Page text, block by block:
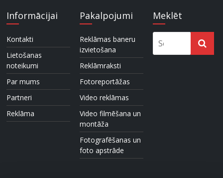
Informācijai
Kontakti
Lietošanas
noteikumi
Par mums
Partneri
Reklāma
Pakalpojumi
Reklāmas baneru
izvietošana
Reklāmraksti
Fotoreportāžas
Video reklāmas
Video filmēšana un
montāža
Fotografēšanas un
foto apstrāde
Meklēt